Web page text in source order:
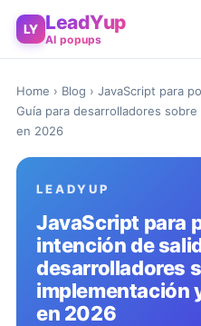
LY LeadYup
AI popups
Home › Blog › JavaScript para
Guía para desarrolladores
en 2026
LEADYUP
JavaScript para
intención de
desarrolladores
implementación
en 2026